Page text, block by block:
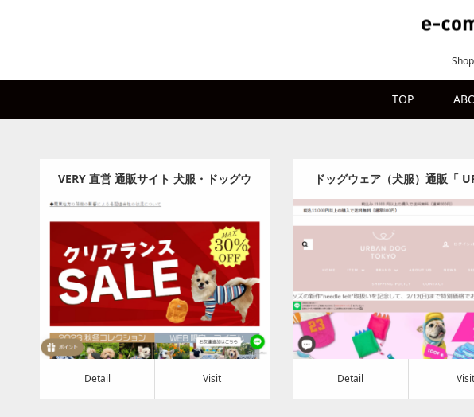
TOP
VERY 直営 通販サイト 犬服・ドッグウ
ェア・ペット用品ブランド– VERY-PET
Category:ペット
Detail Visit
Detail Visit
ドッグウェア（犬服）通販「
DOG TOKYO」公式ストア
Category:
Detail Visit
Detail Visit